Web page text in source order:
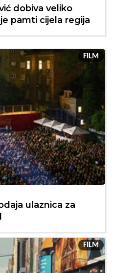
dobiva veliko
pamti cijela regija
FILM
ulaznica za
FILM